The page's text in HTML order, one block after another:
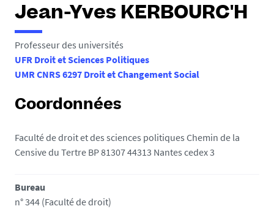
Jean-Yves KERBOURC'H
Professeur des universités
UFR Droit et Sciences Politiques
UMR CNRS 6297 Droit et Changement Social
Coordonnées
Faculté de droit et des sciences politiques Chemin de la
Censive du Tertre BP 81307 44313 Nantes cedex 3
Bureau
n° 344 (Faculté de droit)